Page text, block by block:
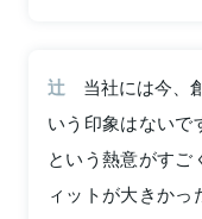
辻
当社には今、
いう印象はないで
という熱意がすご
ィットが大きか